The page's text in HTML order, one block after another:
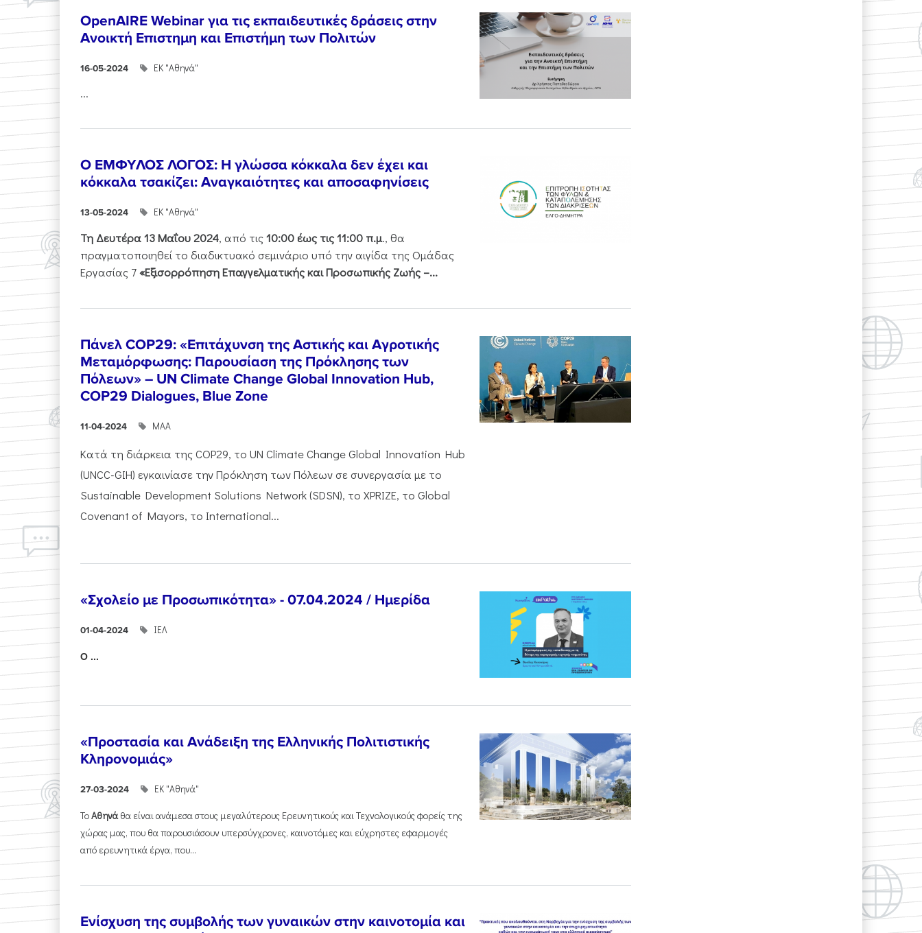
OpenAIRE Webinar για τις εκπαιδευτικές δράσεις στην
Ανοικτή Επιστημη και Επιστήμη των Πολιτών
16-05-2024 ΕΚ "Αθηνά"
...
Ο ΕΜΦΥΛΟΣ ΛΟΓΟΣ: Η γλώσσα κόκκαλα δεν έχει και
κόκκαλα τσακίζει: Αναγκαιότητες και αποσαφηνίσεις
13-05-2024 ΕΚ "Αθηνά"
Τη Δευτέρα 13 Μαΐου 2024, από τις10:00 έως τις 11:00 π.μ., θα
πραγματοποιηθεί το διαδικτυακό σεμινάριο υπό την αιγίδα της Ομάδας
Εργασίας 7«Εξισορρόπηση Επαγγελματικής και Προσωπικής Ζωής –...
Πάνελ COP29: «Επιτάχυνση της Αστικής και Αγροτικής
Μεταμόρφωσης: Παρουσίαση της Πρόκλησης των
Πόλεων» – UN Climate Change Global Innovation Hub,
COP29 Dialogues, Blue Zone
11-04-2024 ΜΑΑ
Κατά τη διάρκεια της COP29, το UN Climate Change Global Innovation Hub
(UNCC-GIH) εγκαινίασε την Πρόκληση των Πόλεων σε συνεργασία με το
Sustainable Development Solutions Network (SDSN), το XPRIZE, το Global
Covenant of Mayors, το International...
«Σχολείο με Προσωπικότητα» - 07.04.2024 / Ημερίδα
01-04-2024 ΙΕΛ
Ο ...
«Προστασία και Ανάδειξη της Ελληνικής Πολιτιστικής
Κληρονομιάς»
27-03-2024 ΕΚ "Αθηνά"
ΤοΑθηνάθα είναι ανάμεσα στους μεγαλύτερους Ερευνητικούς και Τεχνολογικούς φορείς της
χώρας μας, που θα παρουσιάσουν υπερσύγχρονες, καινοτόμες και εύχρηστες εφαρμογές
από ερευνητικά έργα, που...
Ενίσχυση της συμβολής των γυναικών στην καινοτομία και